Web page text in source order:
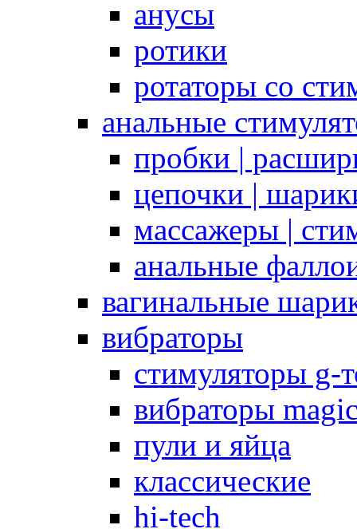
анусы
ротики
ротаторы со
анальные
пробки |
цепочки |
массажеры |
анальные
вагинальные
вибраторы
стимуляторы g-
вибраторы
пули и яйца
классические
hi-tech